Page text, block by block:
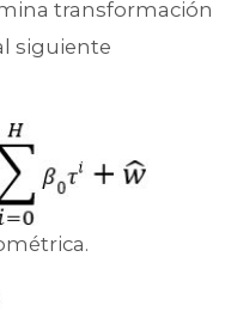
transformación
siguiente